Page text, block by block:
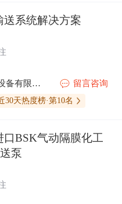
送系统解决方案
上海世控精密设备有限公司
留言咨询
30天热度榜·第10名
口BSK气动隔膜化工
泵